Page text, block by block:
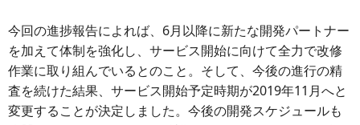
今回の進捗報告によれば、6月以降に新たな開発パートナー
を加えて体制を強化し、サービス開始に向けて全力で改修
作業に取り組んでいるとのこと。そして、今後の進行の精
査を続けた結果、サービス開始予定時期が2019年11月へと
変更することが決定しました。今後の開発スケジュールも